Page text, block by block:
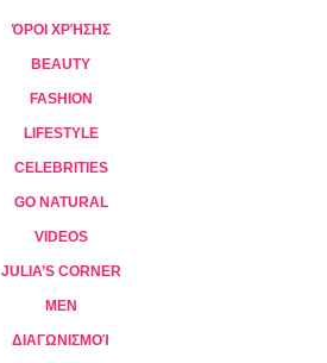
ΌΡΟΙ ΧΡΉΣΗΣ
BEAUTY
FASHION
LIFESTYLE
CELEBRITIES
GO NATURAL
VIDEOS
JULIA’S CORNER
MEN
ΔΙΑΓΩΝΙΣΜΟΊ